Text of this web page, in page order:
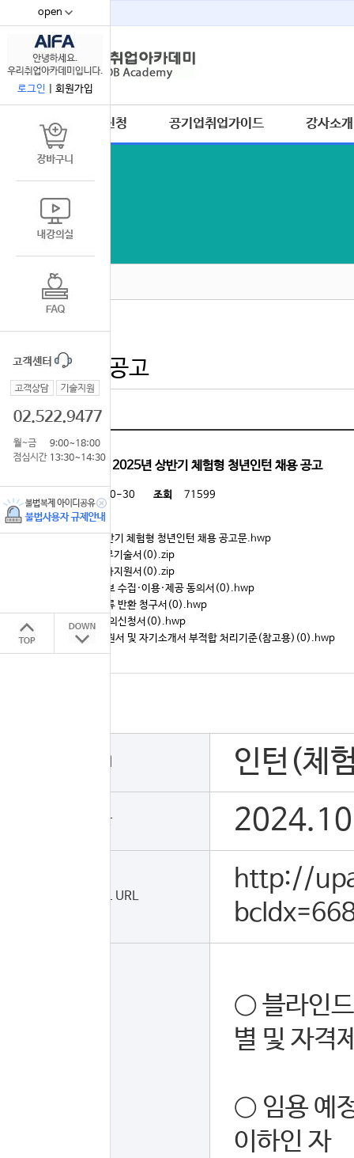
open
로그인 회원가입
수강신청 공기업취업가이드 강사소개
공기업 채용공고
[울산항만공사] 2025년 상반기 체험형 청년인턴 채용 공고
등록일 2024-10-30 조회 71599
첨부
★ 2025년 상반기 체험형 청년인턴 채용 공고문.hwp
붙임1. 직무기술서(0).zip
붙임2. 입사지원서(0).zip
붙임3. 개인정보 수집·이용·제공 동의서(0).hwp
붙임4. 채용서류 반환 청구서(0).hwp
붙임5. 채용 이의신청서(0).hwp
붙임6. 입사지원서 및 자기소개서 부적합 처리기준(참고용)(0).hwp
인턴(체
접수기간
채용공고 URL
http://
○ 블라인
별 및 자격
○ 임용 예
이하인 자